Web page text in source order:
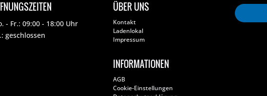
- Fr.: 09:00 - 18:00 Uhr
geschlossen
ÜBER UNS
Kontakt
Ladenlokal
Impressum
INFORMATIONEN
AGB
Cookie-Einstellungen